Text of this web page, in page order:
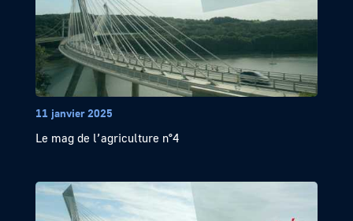
11 janvier 2025
Le mag de l’agriculture n°4